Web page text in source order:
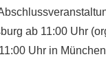
ab 11:00 Uhr
Uhr in